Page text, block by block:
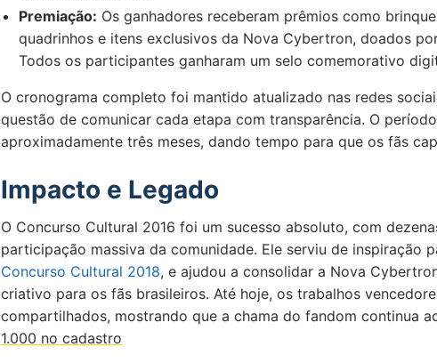
Premiação: Os ganhadores receberam prêmios como
quadrinhos e itens exclusivos da Nova Cybertron, doados
Todos os participantes ganharam um selo comemorativo
O cronograma completo foi mantido atualizado nas redes
questão de comunicar cada etapa com transparência. O
aproximadamente três meses, dando tempo para que os fãs
Impacto e Legado
O Concurso Cultural 2016 foi um sucesso absoluto, com
participação massiva da comunidade. Ele serviu de inspiração
Concurso Cultural 2018, e ajudou a consolidar a Nova
criativo para os fãs brasileiros. Até hoje, os trabalhos
compartilhados, mostrando que a chama do fandom continua
1.000 no cadastro